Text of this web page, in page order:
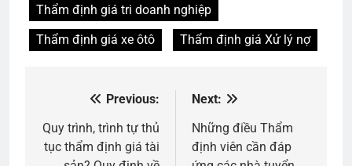
Thẩm định giá tri doanh nghiệp
Thẩm định giá xe ôtô
Thẩm định giá Xử lý nợ
hướng
bài
Previous:
Quy trình, trình tự thủ
tục thẩm định giá tài
Next:
Những điều Thẩm
định viên cần đáp